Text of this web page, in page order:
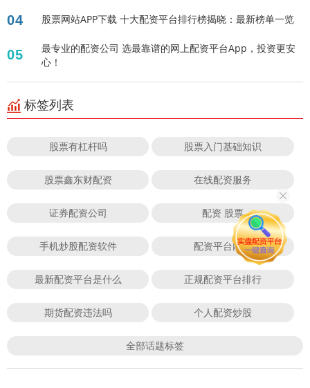
04 股票网站APP下载 十大配资平台排行榜揭晓：最新榜单一览
05
最专业的配资公司 选最靠谱的网上配资平台App，投资更安
心！
标签列表
股票有杠杆吗 股票入门基础知识
股票鑫东财配资 在线配资服务
证券配资公司 配资 股票
手机炒股配资软件 配资平台网站
最新配资平台是什么 正规配资平台排行
期货配资违法吗 个人配资炒股
全部话题标签